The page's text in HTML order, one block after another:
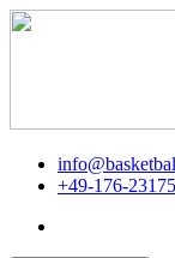
+49-176-